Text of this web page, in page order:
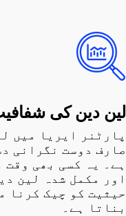
لین دین کی
پارٹنر ایریا میں
صارف دوست نگرانی
ہے۔ یہ کسی بھی وقت
اور مکمل شدہ لین
حیثیت کو چیک کرنا
بناتا ہے۔